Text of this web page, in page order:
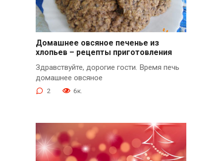
Домашнее овсяное печенье из
хлопьев – рецепты приготовления
Здравствуйте, дорогие гости. Время печь
домашнее овсяное
2 6к.